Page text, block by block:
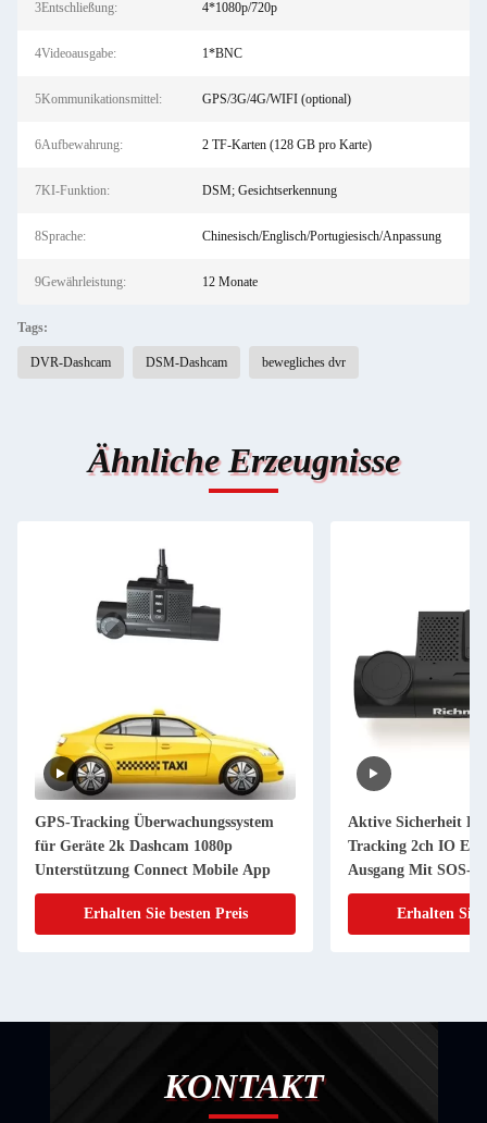
3Entschließung: 4*1080p/720p
4Videoausgabe: 1*BNC
5Kommunikationsmittel: GPS/3G/4G/WIFI (optional)
6Aufbewahrung: 2 TF-Karten (128 GB pro Karte)
7KI-Funktion: DSM; Gesichtserkennung
8Sprache: Chinesisch/Englisch/Portugiesisch/Anpassung
9Gewährleistung: 12 Monate
Tags:
DVR-Dashcam DSM-Dashcam bewegliches dvr
Ähnliche Erzeugnisse
GPS-Tracking Überwachungssystem
für Geräte 2k Dashcam 1080p
Unterstützung Connect Mobile App
Erhalten Sie besten Preis
Aktive Sicherheit
Tracking 2ch IO
Ausgang Mit SOS-
Erhalten Sie
KONTAKT